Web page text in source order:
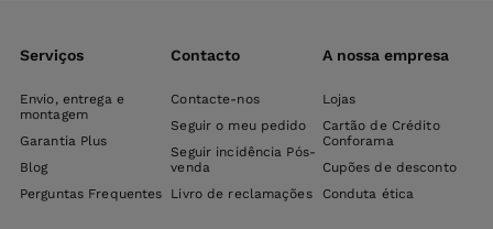
Serviços
Envio, entrega e
montagem
Garantia Plus
Blog
Perguntas Frequentes
Contacto
Contacte-nos
Seguir o meu pedido
Seguir incidência Pós-
venda
Livro de reclamações
A nossa empresa
Lojas
Cartão de Crédito
Conforama
Cupões de desconto
Conduta ética